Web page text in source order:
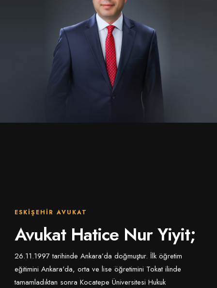
ESKIŞEHIR AVUKAT
Avukat Hatice Nur Yiyit;
26.11.1997 tarihinde Ankara’da doğmuştur. İlk öğretim
eğitimini Ankara'da, orta ve lise öğretimini Tokat ilinde
tamamladıktan sonra Kocatepe Üniversitesi Hukuk